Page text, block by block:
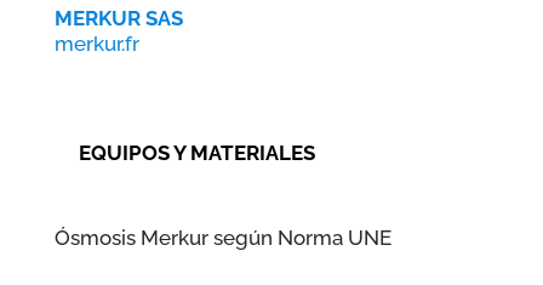
MERKUR SAS
merkur.fr
EQUIPOS Y MATERIALES
Ósmosis Merkur según Norma UNE